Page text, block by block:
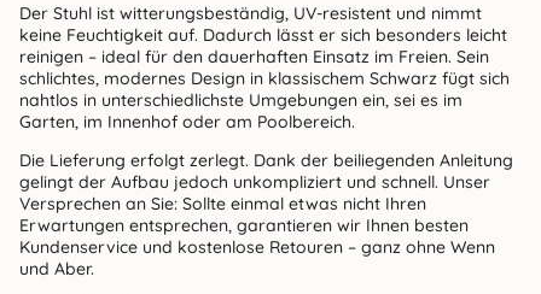
Der Stuhl ist witterungsbeständig, UV-resistent und nimmt
keine Feuchtigkeit auf. Dadurch lässt er sich besonders leicht
reinigen – ideal für den dauerhaften Einsatz im Freien. Sein
schlichtes, modernes Design in klassischem Schwarz fügt sich
nahtlos in unterschiedlichste Umgebungen ein, sei es im
Garten, im Innenhof oder am Poolbereich.
Die Lieferung erfolgt zerlegt. Dank der beiliegenden Anleitung
gelingt der Aufbau jedoch unkompliziert und schnell. Unser
Versprechen an Sie: Sollte einmal etwas nicht Ihren
Erwartungen entsprechen, garantieren wir Ihnen besten
Kundenservice und kostenlose Retouren – ganz ohne Wenn
und Aber.